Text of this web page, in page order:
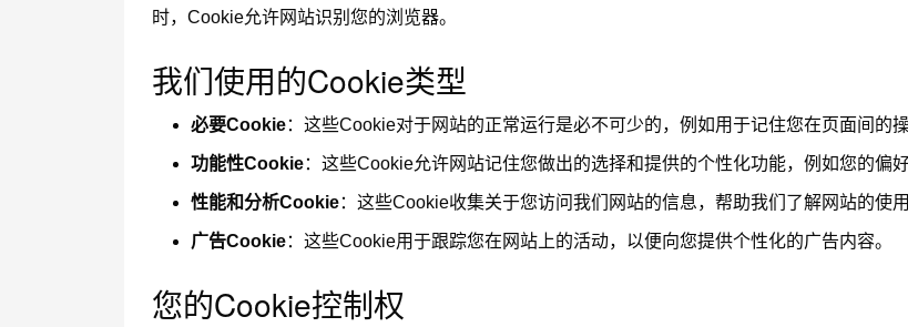
时，Cookie允许网站识别您的浏览器。
我们使用的Cookie类型
必要Cookie：这些Cookie对于网站的正常运行是必不可少的，例如用于记住您在页面间的
功能性Cookie：这些Cookie允许网站记住您做出的选择和提供的个性化功能，例如您的偏好
性能和分析Cookie：这些Cookie收集关于您访问我们网站的信息，帮助我们了解网站的使
广告Cookie：这些Cookie用于跟踪您在网站上的活动，以便向您提供个性化的广告内容。
您的Cookie控制权